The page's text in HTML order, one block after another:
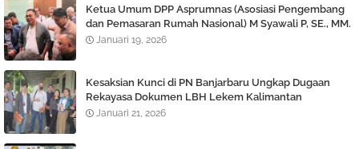
Ketua Umum DPP Asprumnas (Asosiasi Pengembang
dan Pemasaran Rumah Nasional) M Syawali P, SE., MM.
Angkat bicara Terkait Berlaku nya KUHP dan KUHAP
Januari 19, 2026
Kesaksian Kunci di PN Banjarbaru Ungkap Dugaan
Rekayasa Dokumen LBH Lekem Kalimantan
Januari 21, 2026